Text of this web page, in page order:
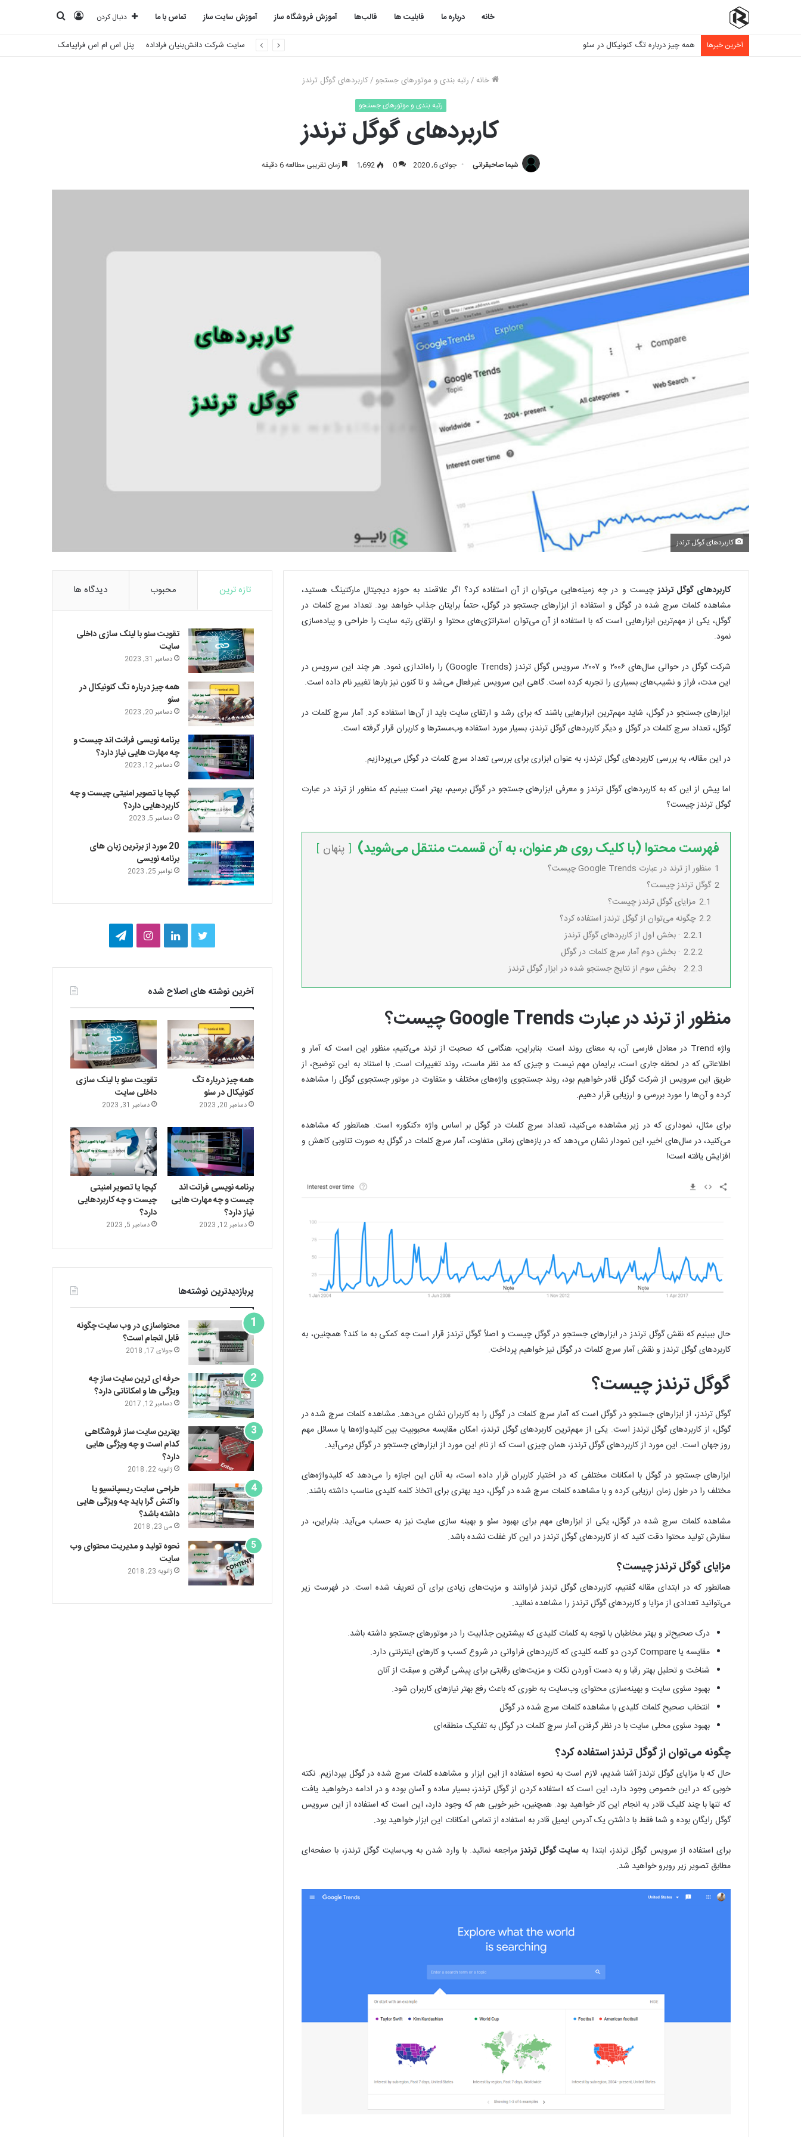
خانه درباره ما قابلیت ها قالب‌ها آموزش فروشگاه ساز آموزش سایت ساز تماس با ما ورود دنبال کردن
آخرین خبرها همه چیز درباره تگ کنونیکال در سئو سایت شرکت دانش‌بنیان فراداده پنل اس ام اس فراپیامک
خانه/رتبه بندی و موتورهای جستجو /کاربردهای گوگل ترندز
رتبه بندی و موتورهای جستجو
کاربردهای گوگل ترندز
شیما صاحبقرانی جولای 6, 2020 0
1,692 زمان تقریبی مطالعه 6 دقیقه
کاربردهای گوگل ترندز
کاربردهای گوگل ترندز چیست و در چه زمینه‌هایی می‌توان از آن استفاده کرد؟ اگر علاقمند به حوزه دیجیتال مارکتینگ هستید،
مشاهده کلمات سرچ شده در گوگل و استفاده از ابزارهای جستجو در گوگل، حتماً برایتان جذاب خواهد بود. تعداد سرچ کلمات در
گوگل، یکی از مهم‌ترین ابزارهایی است که با استفاده از آن می‌توان استراتژی‌های محتوا و ارتقای رتبه سایت را طراحی و پیاده‌سازی
نمود.
شرکت گوگل در حوالی سال‌های ۲۰۰۶ و ۲۰۰۷، سرویس گوگل ترندز (Google Trends) را راه‌اندازی نمود. هر چند این سرویس در
این مدت،‌ فراز و نشیب‌های بسیاری را تجربه کرده است. گاهی این سرویس غیرفعال می‌شد و تا کنون نیز بارها تغییر نام داده است.
ابزارهای جستجو در گوگل، شاید مهم‌ترین ابزارهایی باشند که برای رشد و ارتقای سایت باید از آن‌ها استفاده کرد. آمار سرچ کلمات در
گوگل، تعداد سرچ کلمات در گوگل و دیگر کاربردهای گوگل ترندز، بسیار مورد استفاده وب‌مسترها و کاربران قرار گرفته است.
در این مقاله، به بررسی کاربردهای گوگل ترندز، به عنوان ابزاری برای بررسی تعداد سرچ کلمات در گوگل می‌پردازیم.
اما پیش از این که به کاربردهای گوگل ترندز و معرفی ابزارهای جستجو در گوگل برسیم، بهتر است ببینیم که منظور از ترند در عبارت
گوگل ترندز چیست؟
فهرست محتوا (با کلیک روی هر عنوان، به آن قسمت منتقل می‌شوید) پنهان
1 منظور از ترند در عبارت Google Trends چیست؟
2 گوگل ترندز چیست؟
2.1 مزایای گوگل ترندز چیست؟
2.2 چگونه می‌توان از گوگل ترندز استفاده کرد؟
2.2.1 · بخش اول از کاربردهای گوگل ترندز
2.2.2 · بخش دوم آمار سرچ کلمات در گوگل
2.2.3 · بخش سوم از نتایج جستجو شده در ابزار گوگل ترندز
منظور از ترند در عبارتGoogle Trendsچیست؟
واژه Trend در معادل فارسی آن، به معنای روند است. بنابراین، هنگامی که صحبت از ترند می‌کنیم، منظور این است که آمار و
اطلاعاتی که در لحظه جاری است، برایمان مهم نیست و چیزی که مد نظر ماست، روند تغییرات است. با استناد به این توضیح، از
طریق این سرویس از شرکت گوگل قادر خواهیم بود، روند جستجوی واژه‌های مختلف و متفاوت در موتور جستجوی گوگل را مشاهده
کرده و آن‌ها را مورد بررسی و ارزیابی قرار دهیم.
برای مثال، نموداری که در زیر مشاهده می‌کنید، تعداد سرچ کلمات در گوگل بر اساس واژه «کنکور» است. همانطور که مشاهده
می‌کنید، در سال‌های اخیر، این نمودار نشان می‌دهد که در بازه‌های زمانی متفاوت، آمار سرچ کلمات در گوگل به صورت تناوبی کاهش و
افزایش یافته است!
حال ببینیم که نقش گوگل ترندز در ابزارهای جستجو در گوگل چیست و اصلاً گوگل ترندز قرار است چه کمکی به ما کند؟ همچنین، به
کاربردهای گوگل ترندز و نقش آمار سرچ کلمات در گوگل نیز خواهیم پرداخت.
گوگل ترندز چیست؟
گوگل ترندز، از ابزارهای جستجو در گوگل است که آمار سرچ کلمات در گوگل را به کاربران نشان می‌دهد. مشاهده کلمات سرچ شده در
گوگل، از کاربردهای گوگل ترندز است. یکی از مهم‌ترین کاربردهای گوگل ترندز، امکان مقایسه محبوبیت بین کلیدواژه‌ها یا مسائل مهم
روز جهان است. این مورد از کاربردهای گوگل ترندز، همان چیزی است که از نام این مورد از ابزارهای جستجو در گوگل بر‌می‌آید.
ابزارهای جستجو در گوگل با امکانات مختلفی که در اختیار کاربران قرار داده است، به آنان این اجازه را می‌دهد که کلیدواژه‌های
مختلف را در طول زمان ارزیابی کرده و با مشاهده کلمات سرچ شده در گوگل، دید بهتری برای اتخاذ کلمه کلیدی مناسب داشته باشند.
مشاهده کلمات سرچ شده در گوگل، یکی از ابزارهای مهم برای بهبود سئو و بهینه سازی سایت نیز به حساب می‌آید. بنابراین، در
سفارش تولید محتوا دقت کنید که از کاربردهای گوگل ترندز در این کار غفلت نشده باشد.
مزایای گوگل ترندز چیست؟
همانطور که در ابتدای مقاله گفتیم، کاربردهای گوگل ترندز فراوانند و مزیت‌های زیادی برای آن تعریف شده است. در فهرست زیر
می‌توانید تعدادی از مزایا و کاربردهای گوگل ترندز را مشاهده نمائید.
درک صحیح‌تر و بهتر مخاطبان با توجه به کلمات کلیدی که بیشترین جذابیت را در موتورهای جستجو داشته باشد.
مقایسه یا Compare کردن دو کلمه کلیدی که کاربردهای فراوانی در شروع کسب و کارهای اینترنتی دارد.
شناخت و تحلیل بهتر رقبا و به دست آوردن نکات و مزیت‌های رقابتی برای پیشی گرفتن و سبقت از آنان
بهبود سئوی سایت و بهینه‌سازی محتوای وب‌سایت به طوری که باعث رفع بهتر نیازهای کاربران شود.
انتخاب صحیح کلمات کلیدی با مشاهده کلمات سرچ شده در گوگل
بهبود سئوی محلی سایت با در نظر گرفتن آمار سرچ کلمات در گوگل به تفکیک منطقه‌ای
چگونه می‌توان از گوگل ترندز استفاده کرد؟
حال که با مزایای گوگل ترندز آشنا شدیم، لازم است به نحوه استفاده از این ابزار و مشاهده کلمات سرچ شده در گوگل بپردازیم. نکته
خوبی که در این خصوص وجود دارد، این است که استفاده کردن از گوگل ترندز، بسیار ساده و آسان بوده و در ادامه درخواهید یافت
که تنها با چند کلیک قادر به انجام این کار خواهید بود. همچنین، خبر خوبی هم که وجود دارد، این است که استفاده از این سرویس
گوگل رایگان بوده و شما فقط با داشتن یک آدرس ایمیل قادر به استفاده از تمامی امکانات این ابزار خواهید بود.
برای استفاده از سرویس گوگل ترندز، ابتدا بهسایت گوگل ترندزمراجعه نمائید. با وارد شدن به وب‌سایت گوگل ترندز، با صفحه‌ای
مطابق تصویر زیر روبرو خواهید شد.
تازه ترین محبوب دیدگاه ها
تقویت سئو با لینک سازی داخلی
سایت
دسامبر 31, 2023
همه چیز درباره تگ کنونیکال در
سئو
دسامبر 20, 2023
برنامه نویسی فرانت اند چیست و
چه مهارت هایی نیاز دارد؟
دسامبر 12, 2023
کپچا یا تصویر امنیتی چیست و چه
کاربردهایی دارد؟
دسامبر 5, 2023
20 مورد از برترین زبان های
برنامه نویسی
نوامبر 25, 2023
ت
ی
ی
ت
ر
ل
ک
د
ا
ا
س
ت
ا
گ
ر
ا
م
ر
ا
م
آخرین نوشته های اصلاح شده
همه چیز درباره تگ
کنونیکال در سئو
دسامبر 20, 2023
تقویت سئو با لینک سازی
داخلی سایت
دسامبر 31, 2023
برنامه نویسی فرانت اند
چیست و چه مهارت هایی
نیاز دارد؟
دسامبر 12, 2023
کپچا یا تصویر امنیتی
چیست و چه کاربردهایی
دارد؟
دسامبر 5, 2023
پربازدیدترین نوشته‌ها
محتواسازی در وب سایت چگونه
قابل انجام است؟
جولای 17, 2018
حرفه ای ترین سایت ساز چه
ویژگی ها و امکاناتی دارد؟
دسامبر 12, 2017
بهترین سایت ساز فروشگاهی
کدام است و چه ویژگی هایی
دارد؟
ژانویه 22, 2018
طراحی سایت ریسپانسیو یا
واکنش گرا باید چه ویژگی هایی
داشته باشد؟
می 23, 2018
نحوه تولید و مدیریت محتوای وب
سایت
ژانویه 23, 2018